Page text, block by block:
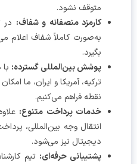
متوقف نشود.
کارمزد منصفانه و شفاف :در تمامی
به‌صورت کاملاً شفاف اعلام
پوشش بین‌المللی گسترده:با داشتن
ترکیه، آمریکا و ایران، ما امکان
نقطه فراهم می‌کنیم.
خدمات پرداخت متنوع:علاوه بر
انتقال وجه بین‌المللی، پرداخت
دیجیتال نیز می‌شود.
پشتیبانی حرفه‌ای:تیم کارشناسان